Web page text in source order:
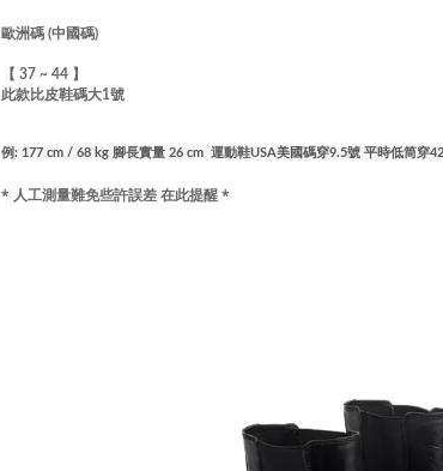
歐洲碼 (中國碼)
【 37 ~ 44 】
此款比皮鞋碼大1號
例: 177 cm / 68 kg 腳長實量 26 cm 運動鞋USA美國碼穿9.5號 平時低筒穿
* 人工測量難免些許誤差 在此提醒 *